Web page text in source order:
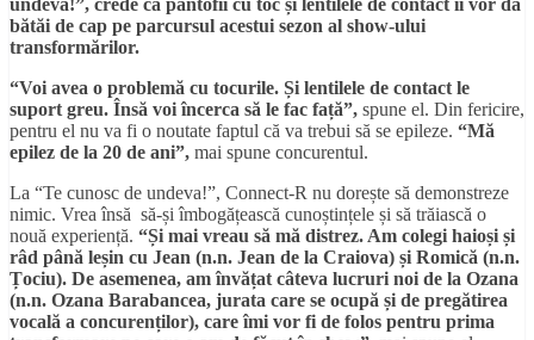
bătăi de cap pe parcursul acestui sezon al show-ului
transformărilor.
“Voi avea o problemă cu tocurile. Și lentilele de contact le
suport greu. Însă voi încerca să le fac față”, spune el. Din fericire,
pentru el nu va fi o noutate faptul că va trebui să se epileze. “Mă
epilez de la 20 de ani”, mai spune concurentul.
La “Te cunosc de undeva!”, Connect-R nu dorește să demonstreze
nimic. Vrea însă să-și îmbogățească cunoștințele și să trăiască o
nouă experiență. “Și mai vreau să mă distrez. Am colegi haioși și
râd până leșin cu Jean (n.n. Jean de la Craiova) și Romică (n.n.
Țociu). De asemenea, am învățat câteva lucruri noi de la Ozana
(n.n. Ozana Barabancea, jurata care se ocupă și de pregătirea
vocală a concurenților), care îmi vor fi de folos pentru prima